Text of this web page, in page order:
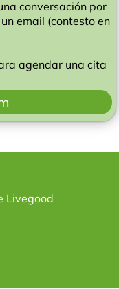
conversación por
email (contesto en
agendar una cita
Livegood